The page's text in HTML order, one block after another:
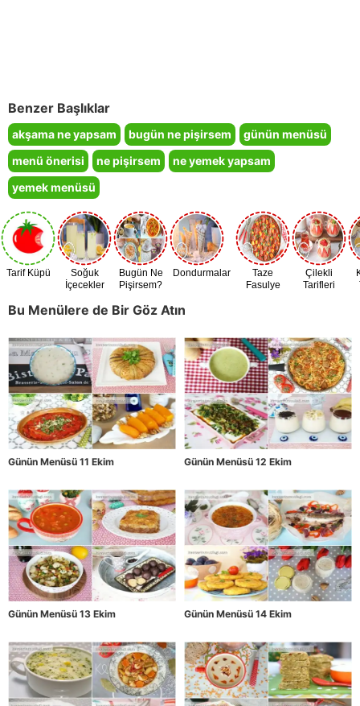
Benzer Başlıklar
akşama ne yapsam bugün ne pişirsem
günün menüsü
menü önerisi
ne pişirsem
ne yemek yapsam
yemek menüsü
Tarif Küpü
Soğuk
İçecekler
Bugün Ne
Pişirsem?
Dondurmalar
Taze
Fasulye
Çilekli
Tarifleri
Bu Menülere de Bir Göz Atın
Günün Menüsü 11 Ekim Günün Menüsü 12 Ekim
Günün Menüsü 13 Ekim Günün Menüsü 14 Ekim